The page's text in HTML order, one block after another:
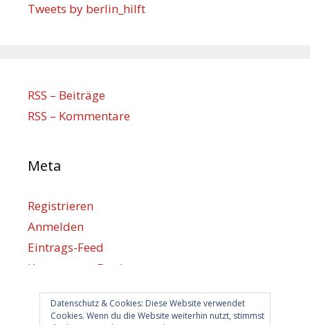
Datenschutz & Cookies: Diese Website verwendet
Cookies. Wenn du die Website weiterhin nutzt, stimmst
Tweets by berlin_hilft
RSS – Beiträge
RSS – Kommentare
Meta
Registrieren
Anmelden
Eintrags-Feed
Kommentar-Feed
WordPress.org